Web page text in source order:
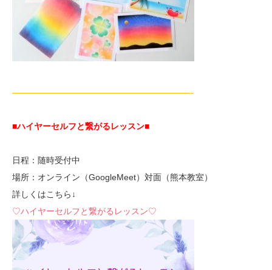
—————————————————————-
■ハイヤーセルフと繋がるレッスン■
日程：随時受付中
場所：オンライン（GoogleMeet）対面（熊本教室）
詳しくはこちら↓
♡ハイヤーセルフと繋がるレッスン♡